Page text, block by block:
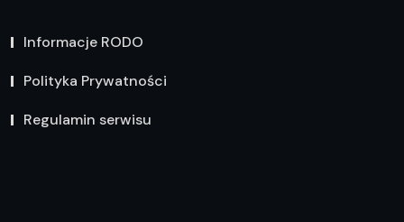
Informacje RODO
Polityka Prywatności
Regulamin serwisu